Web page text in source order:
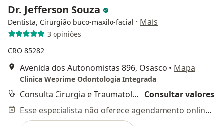
Dr. Jefferson Souza
Dentista, Cirurgião buco-maxilo-facial · Mais
3 opiniões
CRO 85282
Avenida dos Autonomistas 896, Osasco • Mapa
Clinica Weprime Odontologia Integrada
Consulta Cirurgia e Traumatologia Buco-maxilo-facial Consultar valores
Esse especialista não oferece agendamento online para esse endereço.